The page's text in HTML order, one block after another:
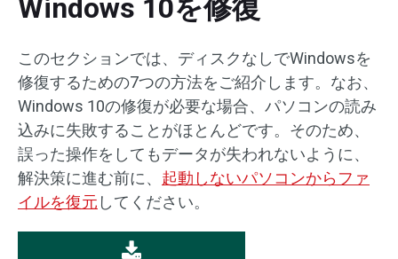
Windows 10を修復
このセクションでは、ディスクなしでWindowsを
修復するための7つの方法をご紹介します。なお、
Windows 10の修復が必要な場合、パソコンの読み
込みに失敗することがほとんどです。そのため、
誤った操作をしてもデータが失われないように、
解決策に進む前に、 起動しないパソコンからファ
イルを復元 してください。